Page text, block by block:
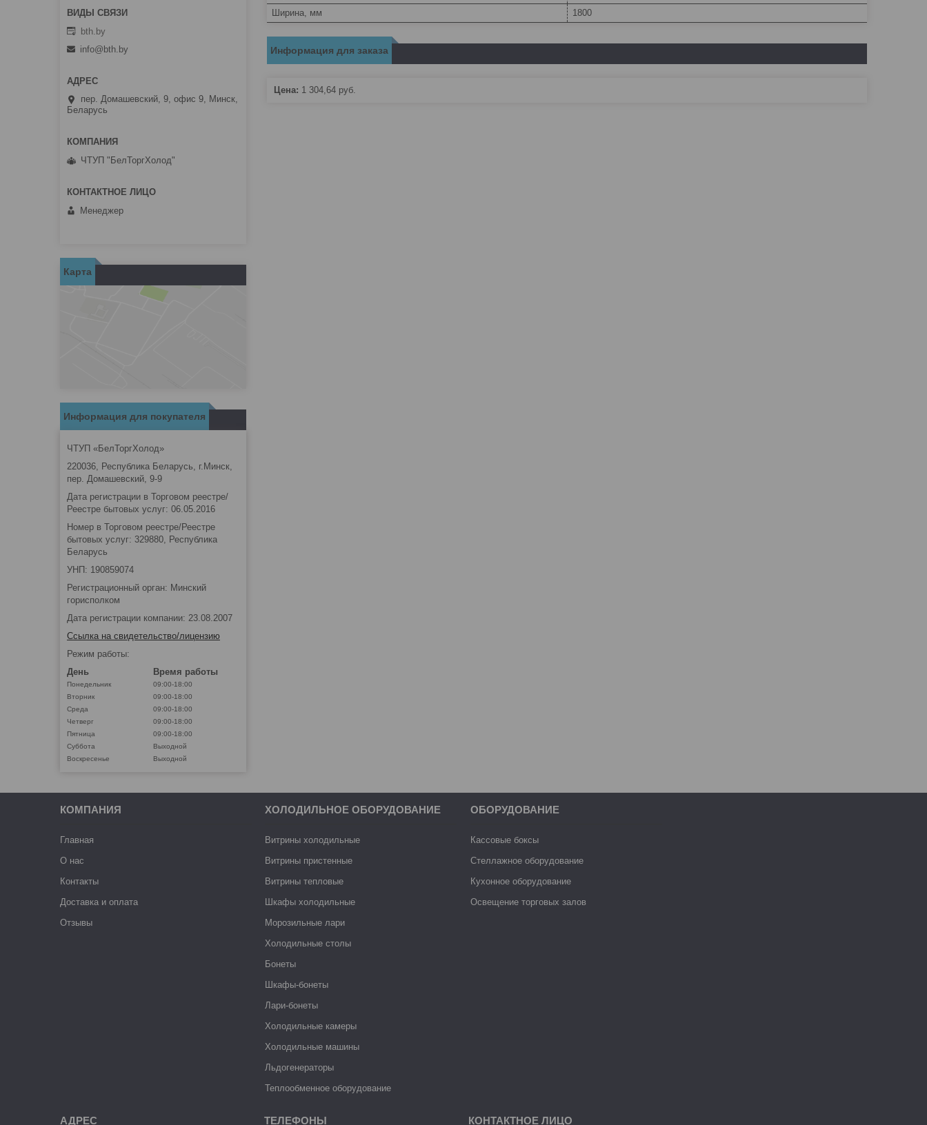
Ширина, мм
1800
Информация для заказа
Цена: 1 304,64 руб.
bth.by
info@bth.by
пер. Домашевский, 9, офис 9, Минск,
Беларусь
ЧТУП "БелТоргХолод"
Менеджер
Карта
Информация для покупателя
ЧТУП «БелТоргХолод»
220036, Республика Беларусь, г.Минск,
пер. Домашевский, 9-9
Дата регистрации в Торговом реестре/
Реестре бытовых услуг: 06.05.2016
Номер в Торговом реестре/Реестре
бытовых услуг: 329880, Республика
Беларусь
УНП: 190859074
Регистрационный орган: Минский
горисполком
Дата регистрации компании: 23.08.2007
Ссылка на свидетельство/лицензию
Режим работы:
День
Время работы
Понедельник
09:00-18:00
Вторник
09:00-18:00
Среда
09:00-18:00
Четверг
09:00-18:00
Пятница
09:00-18:00
Суббота
Выходной
Воскресенье
Выходной
КОМПАНИЯ
Главная
О нас
Контакты
Доставка и оплата
Отзывы
ХОЛОДИЛЬНОЕ ОБОРУДОВАНИЕ
Витрины холодильные
Витрины пристенные
Витрины тепловые
Шкафы холодильные
Морозильные лари
Холодильные столы
Бонеты
Шкафы-бонеты
Лари-бонеты
Холодильные камеры
Холодильные машины
Льдогенераторы
Теплообменное оборудование
ОБОРУДОВАНИЕ
Кассовые боксы
Стеллажное оборудование
Кухонное оборудование
Освещение торговых залов